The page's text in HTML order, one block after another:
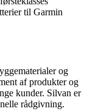
til Garmin
og
af produkter og
kunder. Silvan er
rådgivning.